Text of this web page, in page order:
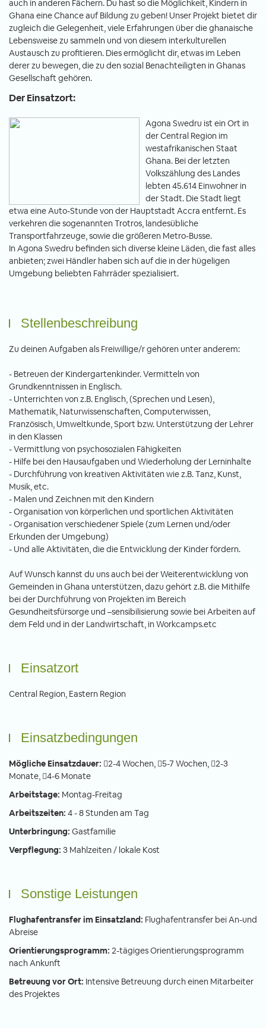
auch in anderen Fächern. Du hast so die Möglichkeit, Kindern in
Ghana eine Chance auf Bildung zu geben! Unser Projekt bietet dir
zugleich die Gelegenheit, viele Erfahrungen über die ghanaische
Lebensweise zu sammeln und von diesem interkulturellen
Austausch zu profitieren. Dies ermöglicht dir, etwas im Leben
derer zu bewegen, die zu den sozial Benachteiligten in Ghanas
Gesellschaft gehören.
Der Einsatzort:
Agona Swedru ist ein Ort in
der Central Region im
westafrikanischen Staat
Ghana. Bei der letzten
Volkszählung des Landes
lebten 45.614 Einwohner in
der Stadt. Die Stadt liegt
etwa eine Auto-Stunde von der Hauptstadt Accra entfernt. Es
verkehren die sogenannten Trotros, landesübliche
Transportfahrzeuge, sowie die größeren Metro-Busse.
In Agona Swedru befinden sich diverse kleine Läden, die fast alles
anbieten; zwei Händler haben sich auf die in der hügeligen
Umgebung beliebten Fahrräder spezialisiert.
Stellenbeschreibung
Zu deinen Aufgaben als Freiwillige/r gehören unter anderem:
- Betreuen der Kindergartenkinder. Vermitteln von
Grundkenntnissen in Englisch.
- Unterrichten von z.B. Englisch, (Sprechen und Lesen),
Mathematik, Naturwissenschaften, Computerwissen,
Französisch, Umweltkunde, Sport bzw. Unterstützung der Lehrer
in den Klassen
- Vermittlung von psychosozialen Fähigkeiten
- Hilfe bei den Hausaufgaben und Wiederholung der Lerninhalte
- Durchführung von kreativen Aktivitäten wie z.B. Tanz, Kunst,
Musik, etc.
- Malen und Zeichnen mit den Kindern
- Organisation von körperlichen und sportlichen Aktivitäten
- Organisation verschiedener Spiele (zum Lernen und/oder
Erkunden der Umgebung)
- Und alle Aktivitäten, die die Entwicklung der Kinder fördern.
Auf Wunsch kannst du uns auch bei der Weiterentwicklung von
Gemeinden in Ghana unterstützen, dazu gehört z.B. die Mithilfe
bei der Durchführung von Projekten im Bereich
Gesundheitsfürsorge und –sensibilisierung sowie bei Arbeiten auf
dem Feld und in der Landwirtschaft, in Workcamps.etc
Einsatzort
Central Region, Eastern Region
Einsatzbedingungen
Mögliche Einsatzdauer: 2-4 Wochen, 5-7 Wochen,
2-3
Monate,
4-6 Monate
Arbeitstage: Montag-Freitag
Arbeitszeiten: 4 - 8 Stunden am Tag
Unterbringung: Gastfamilie
Verpflegung: 3 Mahlzeiten / lokale Kost
Sonstige Leistungen
Flughafentransfer im Einsatzland: Flughafentransfer bei An-und
Abreise
Orientierungsprogramm: 2-tägiges Orientierungsprogramm
nach Ankunft
Betreuung vor Ort: Intensive Betreuung durch einen Mitarbeiter
des Projektes